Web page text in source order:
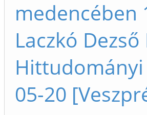
medencében
Laczkó
Hittudományi
05-20